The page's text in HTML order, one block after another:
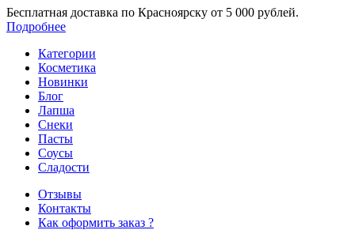
Бесплатная доставка по Красноярску от 5 000 рублей.
Подробнее
Категории
Косметика
Новинки
Блог
Лапша
Снеки
Пасты
Соусы
Сладости
Отзывы
Контакты
Как оформить заказ ?